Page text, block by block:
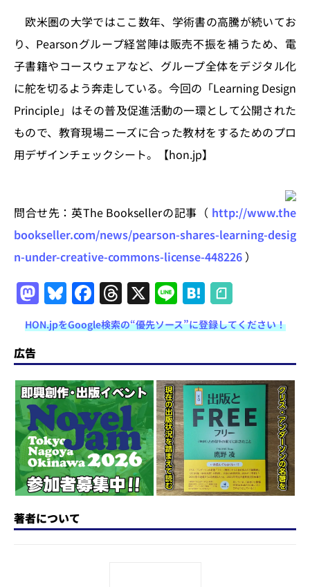
欧米圏の大学ではここ数年、学術書の高騰が続いてお
り、Pearsonグループ経営陣は販売不振を補うため、電
子書籍やコースウェアなど、グループ全体をデジタル化
に舵を切るよう奔走している。今回の「Learning Design
Principle」はその普及促進活動の一環として公開された
もので、教育現場ニーズに合った教材をするためのプロ
用デザインチェックシート。【hon.jp】
問合せ先：英The Booksellerの記事（ http://www.the
bookseller.com/news/pearson-shares-learning-desig
n-under-creative-commons-license-448226 ）
M
a
st
o
d
o
n
Bl
u
e
s
k
y
F
a
c
e
b
o
o
k
T
h
re
a
d
s
X Li
n
e
H
at
e
n
a
HON.jpをGoogle検索の“優先ソース”に登録してください！
広告
著者について